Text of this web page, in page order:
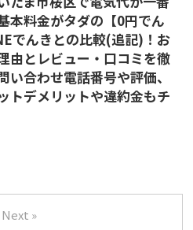
本料金がタダの【0円でん
でんきとの比較(追記)！お
由とレビュー・口コミを徹
合わせ電話番号や評価、
トデメリットや違約金もチ
Next »